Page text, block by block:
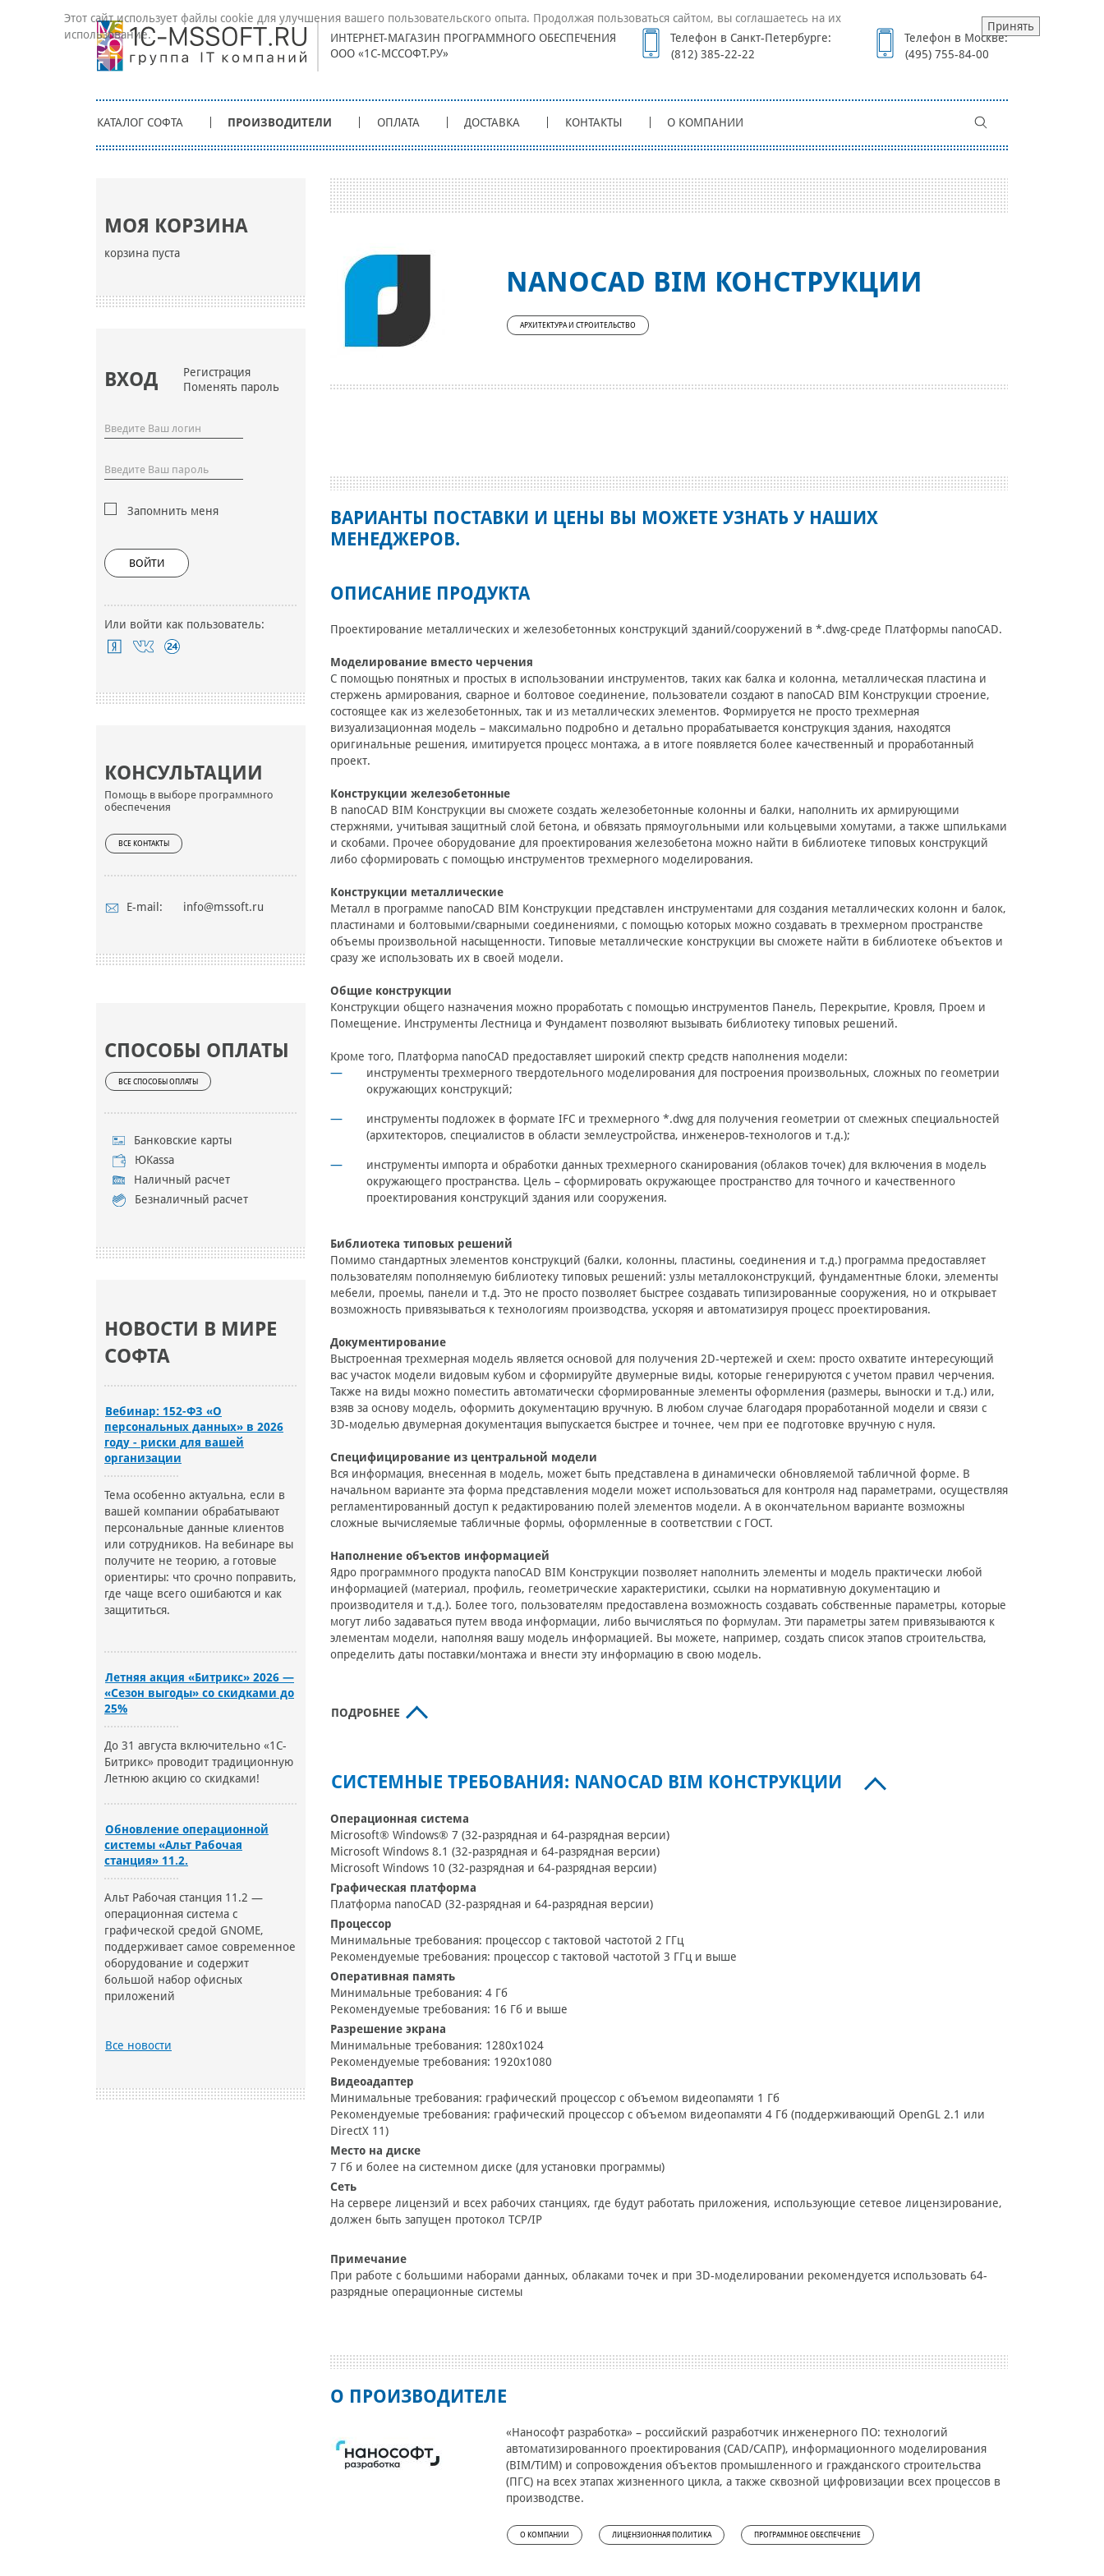
ИНТЕРНЕТ-МАГАЗИН ПРОГРАММНОГО ОБЕСПЕЧЕНИЯ
ООО «1С-МССОФТ.РУ»
Телефон в Санкт-Петербурге:
(812) 385-22-22
Телефон в Москве:
(495) 755-84-00
КАТАЛОГ СОФТА ПРОИЗВОДИТЕЛИ ОПЛАТА ДОСТАВКА КОНТАКТЫ О КОМПАНИИ
МОЯ КОРЗИНА
корзина пуста
ВХОД
Регистрация
Поменять пароль
Запомнить меня
ВОЙТИ
Или войти как пользователь:
КОНСУЛЬТАЦИИ
Помощь в выборе программного
обеспечения
ВСЕ КОНТАКТЫ
E-mail: info@mssoft.ru
СПОСОБЫ ОПЛАТЫ
ВСЕ СПОСОБЫ ОПЛАТЫ
Банковские карты
ЮKassa
Наличный расчет
Безналичный расчет
НОВОСТИ В МИРЕ
СОФТА
Вебинар: 152-ФЗ «О
персональных данных» в 2026
году - риски для вашей
организации
Тема особенно актуальна, если в
вашей компании обрабатывают
персональные данные клиентов
или сотрудников. На вебинаре вы
получите не теорию, а готовые
ориентиры: что срочно поправить,
где чаще всего ошибаются и как
защититься.
Летняя акция «Битрикс» 2026 —
«Сезон выгоды» со скидками до
25%
До 31 августа включительно «1С-
Битрикс» проводит традиционную
Летнюю акцию со скидками!
Обновление операционной
системы «Альт Рабочая
станция» 11.2.
Альт Рабочая станция 11.2 —
операционная система с
графической средой GNOME,
поддерживает самое современное
оборудование и содержит
большой набор офисных
приложений
Все новости
NANOCAD BIM КОНСТРУКЦИИ
АРХИТЕКТУРА И СТРОИТЕЛЬСТВО
ВАРИАНТЫ ПОСТАВКИ И ЦЕНЫ ВЫ МОЖЕТЕ УЗНАТЬ У НАШИХ
МЕНЕДЖЕРОВ.
ОПИСАНИЕ ПРОДУКТА
Проектирование металлических и железобетонных конструкций зданий/сооружений в *.dwg-среде Платформы nanoCAD.
Моделирование вместо черчения
С помощью понятных и простых в использовании инструментов, таких как балка и колонна, металлическая пластина и
стержень армирования, сварное и болтовое соединение, пользователи создают в nanoCAD BIM Конструкции строение,
состоящее как из железобетонных, так и из металлических элементов. Формируется не просто трехмерная
визуализационная модель – максимально подробно и детально прорабатывается конструкция здания, находятся
оригинальные решения, имитируется процесс монтажа, а в итоге появляется более качественный и проработанный
проект.
Конструкции железобетонные
В nanoCAD BIM Конструкции вы сможете создать железобетонные колонны и балки, наполнить их армирующими
стержнями, учитывая защитный слой бетона, и обвязать прямоугольными или кольцевыми хомутами, а также шпильками
и скобами. Прочее оборудование для проектирования железобетона можно найти в библиотеке типовых конструкций
либо сформировать с помощью инструментов трехмерного моделирования.
Конструкции металлические
Металл в программе nanoCAD BIM Конструкции представлен инструментами для создания металлических колонн и балок,
пластинами и болтовыми/сварными соединениями, с помощью которых можно создавать в трехмерном пространстве
объемы произвольной насыщенности. Типовые металлические конструкции вы сможете найти в библиотеке объектов и
сразу же использовать их в своей модели.
Общие конструкции
Конструкции общего назначения можно проработать с помощью инструментов Панель, Перекрытие, Кровля, Проем и
Помещение. Инструменты Лестница и Фундамент позволяют вызывать библиотеку типовых решений.
Кроме того, Платформа nanoCAD предоставляет широкий спектр средств наполнения модели:
инструменты трехмерного твердотельного моделирования для построения произвольных, сложных по геометрии
окружающих конструкций;
инструменты подложек в формате IFC и трехмерного *.dwg для получения геометрии от смежных специальностей
(архитекторов, специалистов в области землеустройства, инженеров-технологов и т.д.);
инструменты импорта и обработки данных трехмерного сканирования (облаков точек) для включения в модель
окружающего пространства. Цель – сформировать окружающее пространство для точного и качественного
проектирования конструкций здания или сооружения.
Библиотека типовых решений
Помимо стандартных элементов конструкций (балки, колонны, пластины, соединения и т.д.) программа предоставляет
пользователям пополняемую библиотеку типовых решений: узлы металлоконструкций, фундаментные блоки, элементы
мебели, проемы, панели и т.д. Это не просто позволяет быстрее создавать типизированные сооружения, но и открывает
возможность привязываться к технологиям производства, ускоряя и автоматизируя процесс проектирования.
Документирование
Выстроенная трехмерная модель является основой для получения 2D-чертежей и схем: просто охватите интересующий
вас участок модели видовым кубом и сформируйте двумерные виды, которые генерируются с учетом правил черчения.
Также на виды можно поместить автоматически сформированные элементы оформления (размеры, выноски и т.д.) или,
взяв за основу модель, оформить документацию вручную. В любом случае благодаря проработанной модели и связи с
3D-моделью двумерная документация выпускается быстрее и точнее, чем при ее подготовке вручную с нуля.
Специфицирование из центральной модели
Вся информация, внесенная в модель, может быть представлена в динамически обновляемой табличной форме. В
начальном варианте эта форма представления модели может использоваться для контроля над параметрами, осуществляя
регламентированный доступ к редактированию полей элементов модели. А в окончательном варианте возможны
сложные вычисляемые табличные формы, оформленные в соответствии с ГОСТ.
Наполнение объектов информацией
Ядро программного продукта nanoCAD BIM Конструкции позволяет наполнить элементы и модель практически любой
информацией (материал, профиль, геометрические характеристики, ссылки на нормативную документацию и
производителя и т.д.). Более того, пользователям предоставлена возможность создавать собственные параметры, которые
могут либо задаваться путем ввода информации, либо вычисляться по формулам. Эти параметры затем привязываются к
элементам модели, наполняя вашу модель информацией. Вы можете, например, создать список этапов строительства,
определить даты поставки/монтажа и внести эту информацию в свою модель.
ПОДРОБНЕЕ
СИСТЕМНЫЕ ТРЕБОВАНИЯ: NANOCAD BIM КОНСТРУКЦИИ
Операционная система
Microsoft® Windows® 7 (32-разрядная и 64-разрядная версии)
Microsoft Windows 8.1 (32-разрядная и 64-разрядная версии)
Microsoft Windows 10 (32-разрядная и 64-разрядная версии)
Графическая платформа
Платформа nanoCAD (32-разрядная и 64-разрядная версии)
Процессор
Минимальные требования: процессор с тактовой частотой 2 ГГц
Рекомендуемые требования: процессор с тактовой частотой 3 ГГц и выше
Оперативная память
Минимальные требования: 4 Гб
Рекомендуемые требования: 16 Гб и выше
Разрешение экрана
Минимальные требования: 1280х1024
Рекомендуемые требования: 1920x1080
Видеоадаптер
Минимальные требования: графический процессор с объемом видеопамяти 1 Гб
Рекомендуемые требования: графический процессор с объемом видеопамяти 4 Гб (поддерживающий OpenGL 2.1 или
DirectX 11)
Место на диске
7 Гб и более на системном диске (для установки программы)
Сеть
На сервере лицензий и всех рабочих станциях, где будут работать приложения, использующие сетевое лицензирование,
должен быть запущен протокол TCP/IP
Примечание
При работе с большими наборами данных, облаками точек и при 3D-моделировании рекомендуется использовать 64-
разрядные операционные системы
О ПРОИЗВОДИТЕЛЕ
«Нанософт разработка» – российский разработчик инженерного ПО: технологий
автоматизированного проектирования (CAD/САПР), информационного моделирования
(BIM/ТИМ) и сопровождения объектов промышленного и гражданского строительства
(ПГС) на всех этапах жизненного цикла, а также сквозной цифровизации всех процессов в
производстве.
О КОМПАНИИ ЛИЦЕНЗИОННАЯ ПОЛИТИКА ПРОГРАММНОЕ ОБЕСПЕЧЕНИЕ
Этот сайт использует файлы cookie для улучшения вашего пользовательского опыта. Продолжая пользоваться сайтом, вы соглашаетесь на их
использование.
Принять